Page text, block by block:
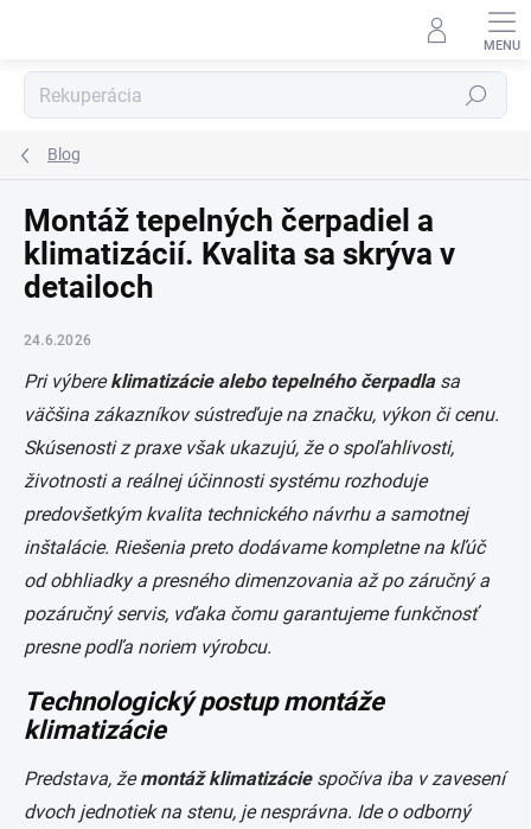
Hľadať
Blog
Montáž tepelných čerpadiel a
klimatizácií. Kvalita sa skrýva v
detailoch
24.6.2026
Pri výbereklimatizácie alebo tepelného čerpadla sa
väčšina zákazníkov sústreďuje na značku, výkon či cenu.
Skúsenosti z praxe však ukazujú, že o spoľahlivosti,
životnosti a reálnej účinnosti systému rozhoduje
predovšetkým kvalita technického návrhu a samotnej
inštalácie. Riešenia preto dodávame kompletne na kľúč
od obhliadky a presného dimenzovania až po záručný a
pozáručný servis, vďaka čomu garantujeme funkčnosť
presne podľa noriem výrobcu.
Technologický postup montáže
klimatizácie
Predstava, žemontáž klimatizáciespočíva iba v zavesení
dvoch jednotiek na stenu, je nesprávna. Ide o odborný